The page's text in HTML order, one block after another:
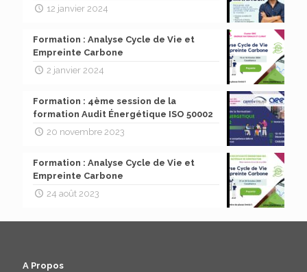
12 janvier 2024
Formation : Analyse Cycle de Vie et
Empreinte Carbone
2 janvier 2024
Formation : 4ème session de la
formation Audit Énergétique ISO 50002
20 novembre 2023
Formation : Analyse Cycle de Vie et
Empreinte Carbone
24 août 2023
A Propos